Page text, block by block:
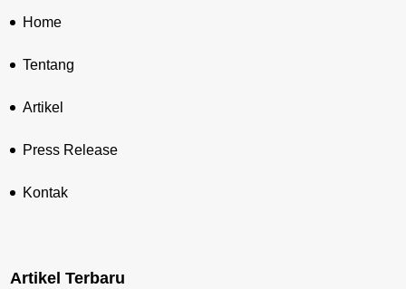
Home
Tentang
Artikel
Press Release
Kontak
Artikel Terbaru